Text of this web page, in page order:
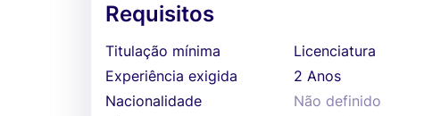
Requisitos
Titulação mínima
Licenciatura
Experiência exigida
2 Anos
Nacionalidade
Não definido